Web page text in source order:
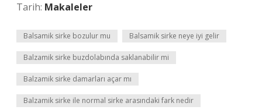
Tarih: Makaleler
Balsamik sirke bozulur mu Balsamik sirke neye iyi gelir
Balzamik sirke buzdolabında saklanabilir mi
Balzamik sirke damarları açar mı
Balzamik sirke ile normal sirke arasındaki fark nedir